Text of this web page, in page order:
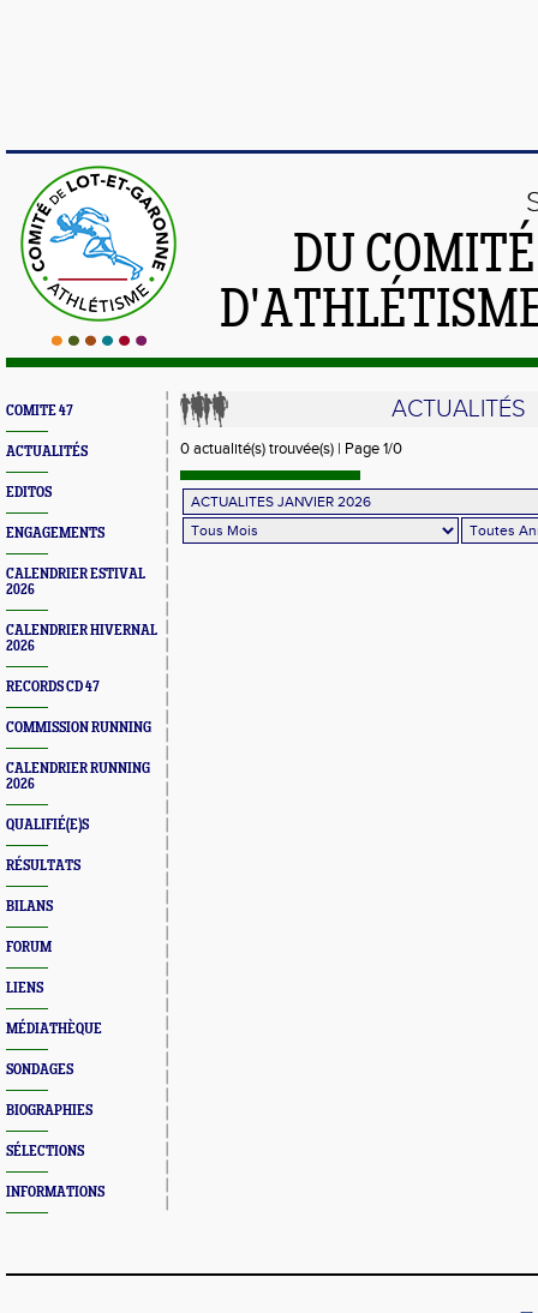
DU
COMITE 47
ACTUALITÉS
EDITOS
ENGAGEMENTS
CALENDRIER ESTIVAL
2026
CALENDRIER HIVERNAL
2026
RECORDS CD 47
COMMISSION RUNNING
CALENDRIER RUNNING
2026
QUALIFIÉ(E)S
RÉSULTATS
BILANS
FORUM
LIENS
MÉDIATHÈQUE
SONDAGES
BIOGRAPHIES
SÉLECTIONS
INFORMATIONS
ACTUALITÉS
0 actualité(s) trouvée(s) | Page 1/0